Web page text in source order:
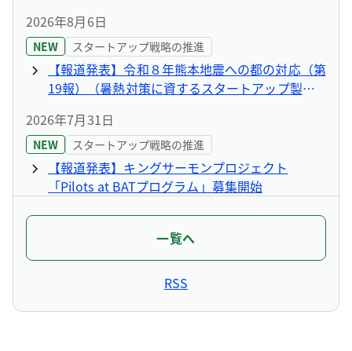
2026年8月6日
NEW スタートアップ戦略の推進
【報道発表】令和８年熊本地震への都の対応（第
19報）（暑熱対策に資するスタートアップ製品
2026年7月31日
NEW スタートアップ戦略の推進
【報道発表】キングサーモンプロジェクト
「Pilots at BATプログラム」募集開始
2026年7月28日
スタートアップ戦略の推進
【報道発表】ITAMAE（4期）始動～グローバル
な挑戦の魅力を発信する学生大募集！～
2026年7月17日
一覧へ
RSS